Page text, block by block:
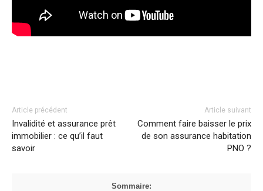
Article précédent
Invalidité et assurance prêt
immobilier : ce qu’il faut
savoir
Article suivant
Comment faire baisser le prix
de son assurance habitation
PNO ?
Sommaire: